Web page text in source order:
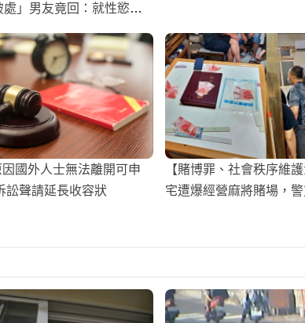
處」男友竟回：就性慾來
因國外人士無法離開可申
訟聲請延長收容狀
【賭博罪、社會秩序維
宅遭爆經營麻將賭場，